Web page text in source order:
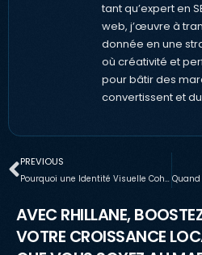
tant qu’expert en
web, j’œuvre à
donnée en une
où créativité et
pour bâtir des
convertissent et
PREVIOUS
Pourquoi une Identité Visuelle Cohérente Transforme Votre Entreprise en Marque Inoubliable
AVEC RHILLANE,
VOTRE CROISSANCE